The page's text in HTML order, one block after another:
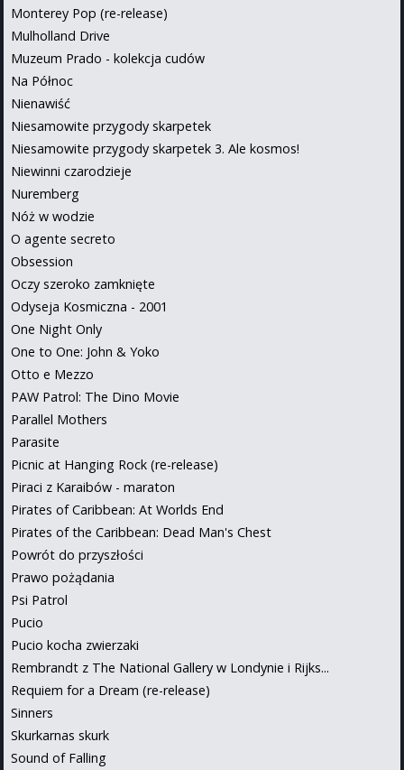
Monterey Pop (re-release)
Mulholland Drive
Muzeum Prado - kolekcja cudów
Na Północ
Nienawiść
Niesamowite przygody skarpetek
Niesamowite przygody skarpetek 3. Ale kosmos!
Niewinni czarodzieje
Nuremberg
Nóż w wodzie
O agente secreto
Obsession
Oczy szeroko zamknięte
Odyseja Kosmiczna - 2001
One Night Only
One to One: John & Yoko
Otto e Mezzo
PAW Patrol: The Dino Movie
Parallel Mothers
Parasite
Picnic at Hanging Rock (re-release)
Piraci z Karaibów - maraton
Pirates of Caribbean: At Worlds End
Pirates of the Caribbean: Dead Man's Chest
Powrót do przyszłości
Prawo pożądania
Psi Patrol
Pucio
Pucio kocha zwierzaki
Rembrandt z The National Gallery w Londynie i Rijks...
Requiem for a Dream (re-release)
Sinners
Skurkarnas skurk
Sound of Falling